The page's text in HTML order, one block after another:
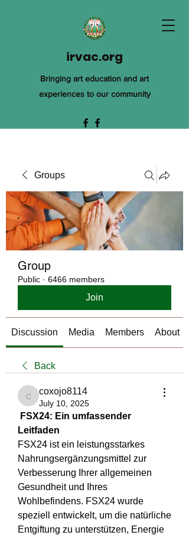
irvac.org
Bringing art education and art
experiences to our community
Groups
Group
Public · 6466 members
Join
Discussion Media Members About
Back
coxojo8114
coxojo8114
July 10, 2025
FSX24: Ein umfassender
Leitfaden
FSX24 ist ein leistungsstarkes
Nahrungsergänzungsmittel zur
Verbesserung Ihrer allgemeinen
Gesundheit und Ihres
Wohlbefindens. FSX24 wurde
speziell entwickelt, um die natürliche
Entgiftung zu unterstützen, Energie